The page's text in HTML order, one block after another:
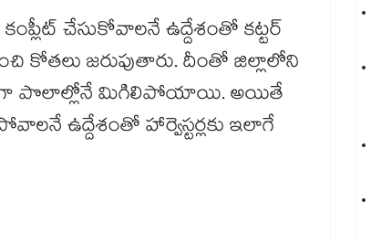
కంప్లీట్​ చేసుకోవాలనే ఉద్దేశంతో కట్టర్
కోతలు జరుపుతారు. దీంతో జిల్లాలోని
పొలాల్లోనే మిగిలిపోయాయి. అయితే
ఉద్దేశంతో హార్వెస్టర్లకు ఇలాగే